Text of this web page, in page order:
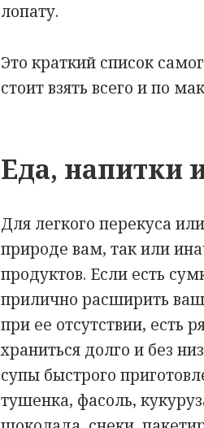
лопату.
Это краткий список
стоит взять всего и по
Еда, напитки
Для легкого перекуса
природе вам, так или
продуктов. Если есть
прилично расширить
при ее отсутствии, есть
храниться долго и без
супы быстрого
тушенка, фасоль,